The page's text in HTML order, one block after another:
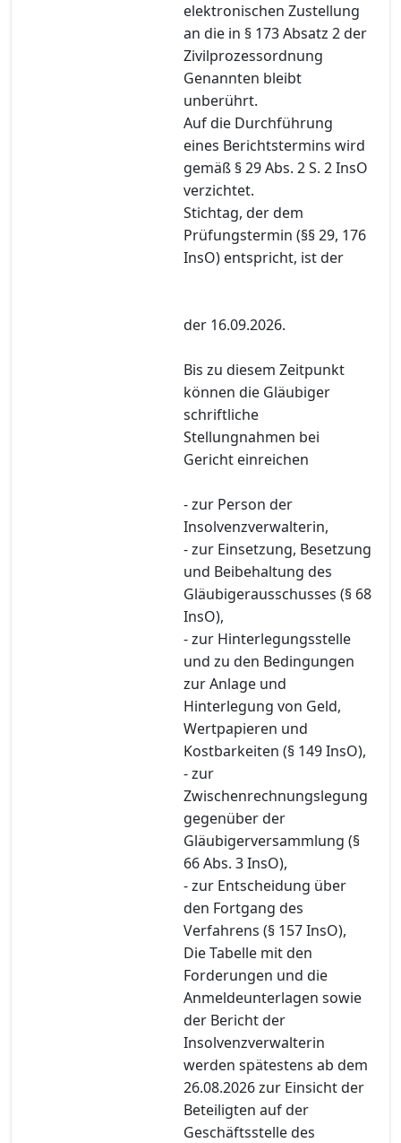
elektronischen Zustellung
an die in § 173 Absatz 2 der
Zivilprozessordnung
Genannten bleibt
unberührt.
Auf die Durchführung
eines Berichtstermins wird
gemäß § 29 Abs. 2 S. 2 InsO
verzichtet.
Stichtag, der dem
Prüfungstermin (§§ 29, 176
InsO) entspricht, ist der
der 16.09.2026.
Bis zu diesem Zeitpunkt
können die Gläubiger
schriftliche
Stellungnahmen bei
Gericht einreichen
- zur Person der
Insolvenzverwalterin,
- zur Einsetzung, Besetzung
und Beibehaltung des
Gläubigerausschusses (§ 68
InsO),
- zur Hinterlegungsstelle
und zu den Bedingungen
zur Anlage und
Hinterlegung von Geld,
Wertpapieren und
Kostbarkeiten (§ 149 InsO),
- zur
Zwischenrechnungslegung
gegenüber der
Gläubigerversammlung (§
66 Abs. 3 InsO),
- zur Entscheidung über
den Fortgang des
Verfahrens (§ 157 InsO),
Die Tabelle mit den
Forderungen und die
Anmeldeunterlagen sowie
der Bericht der
Insolvenzverwalterin
werden spätestens ab dem
26.08.2026 zur Einsicht der
Beteiligten auf der
Geschäftsstelle des